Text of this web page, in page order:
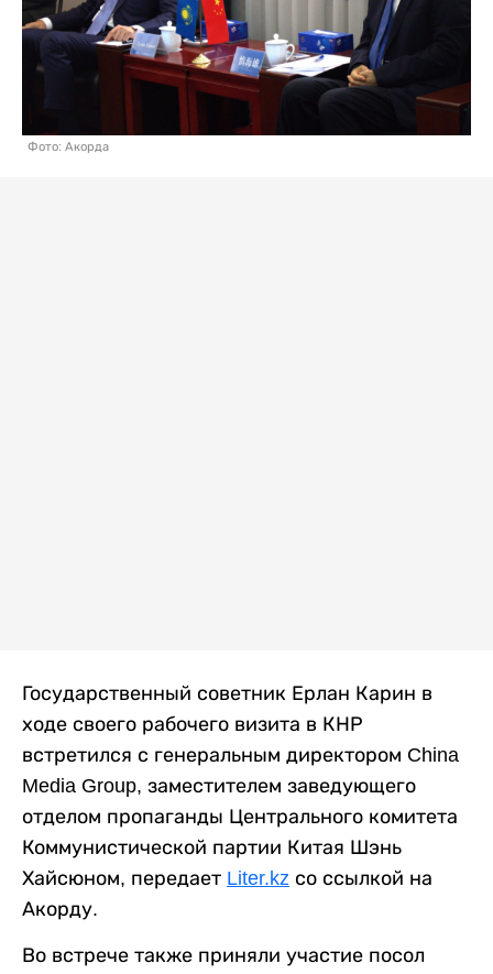
Фото: Акорда
Государственный советник Ерлан Карин в
ходе своего рабочего визита в КНР
встретился с генеральным директором China
Media Group, заместителем заведующего
отделом пропаганды Центрального комитета
Коммунистической партии Китая Шэнь
Хайсюном, передает Liter.kz со ссылкой на
Акорду.
Во встрече также приняли участие посол